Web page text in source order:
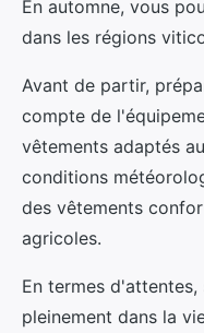
En automne, vous
dans les régions
Avant de partir,
compte de
vêtements adaptés
conditions
des vêtements
agricoles.
En termes
pleinement dans la